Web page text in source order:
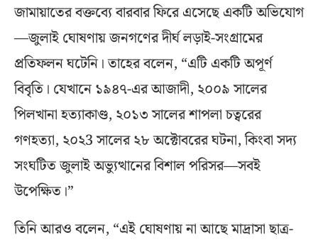
জামায়াতের বক্তব্যে বারবার ফিরে এসেছে একটি অভিযোগ
—জুলাই ঘোষণায় জনগণের দীর্ঘ লড়াই-সংগ্রামের
প্রতিফলন ঘটেনি। তাহের বলেন, “এটি একটি অপূর্ণ
বিবৃতি। যেখানে ১৯৪৭-এর আজাদী, ২০০৯ সালের
পিলখানা হত্যাকাণ্ড, ২০১৩ সালের শাপলা চত্বরের
গণহত্যা, ২০২3 সালের ২৮ অক্টোবরের ঘটনা, কিংবা সদ্য
সংঘটিত জুলাই অভ্যুত্থানের বিশাল পরিসর—সবই
উপেক্ষিত।”
তিনি আরও বলেন, “এই ঘোষণায় না আছে মাদ্রাসা ছাত্র-